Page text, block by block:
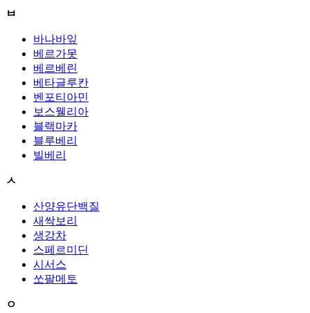
ㅂ
바나바잎
베르가못
베르베린
베타글루칸
벤포티아민
보스웰리아
블랙마카
블루베리
빌베리
ㅅ
산양유단백질
새싹보리
생강차
스페르미딘
시서스
쏘팔메토
ㅇ